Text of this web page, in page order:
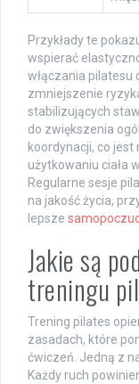
Przykłady te
wspierać
włączania pilatesu
zmniejszenie
stabilizujących
do zwiększenia
koordynacji, co
użytkowaniu ciała
Regularne sesje
na jakość życia,
lepsze
Jakie są
treningu
Trening pilates
zasadach, które
ćwiczeń. Jedną z
Każdy ruch